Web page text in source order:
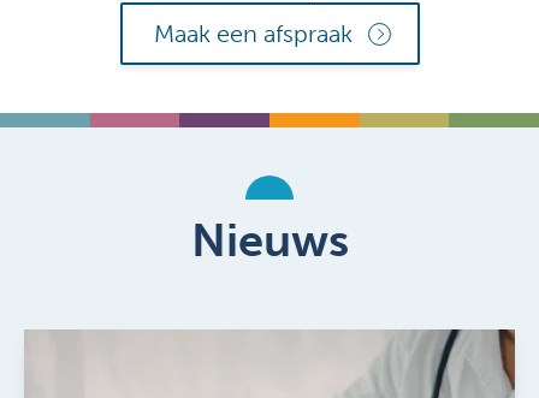
Maak een afspraak
Nieuws